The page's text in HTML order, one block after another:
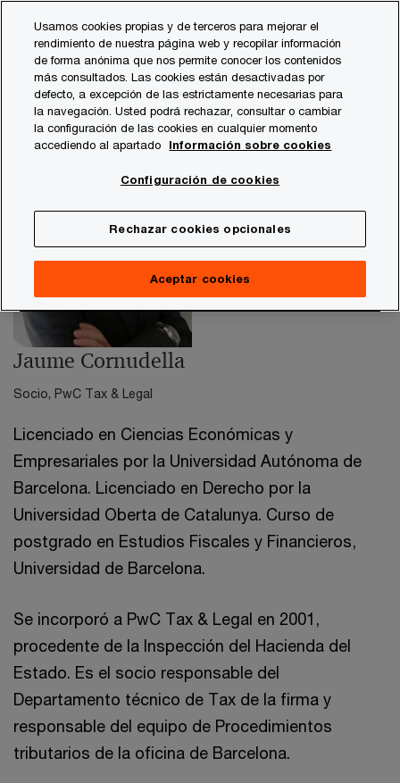
content
footer
contacts
Jaume Cornudella
Socio, PwC Tax & Legal
Licenciado en Ciencias Económicas y
Empresariales por la Universidad Autónoma de
Barcelona. Licenciado en Derecho por la
Universidad Oberta de Catalunya. Curso de
postgrado en Estudios Fiscales y Financieros,
Universidad de Barcelona.
Se incorporó a PwC Tax & Legal en 2001,
procedente de la Inspección del Hacienda del
Estado. Es el socio responsable del
Departamento técnico de Tax de la firma y
responsable del equipo de Procedimientos
tributarios de la oficina de Barcelona.
Usamos cookies propias y de terceros para mejorar el
rendimiento de nuestra página web y recopilar información
de forma anónima que nos permite conocer los contenidos
más consultados. Las cookies están desactivadas por
defecto, a excepción de las estrictamente necesarias para
la navegación. Usted podrá rechazar, consultar o cambiar
la configuración de las cookies en cualquier momento
accediendo al apartado
Información sobre cookies
Configuración de cookies
Rechazar cookies opcionales
Aceptar cookies